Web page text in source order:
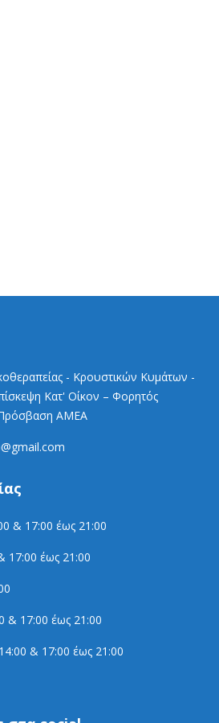
- Κρουστικών Κυμάτων -
Κατ' Οίκον – Φορητός
Πρόσβαση ΑΜΕΑ
& 17:00 έως 21:00
17:00 έως 21:00
& 17:00 έως 21:00
& 17:00 έως 21:00